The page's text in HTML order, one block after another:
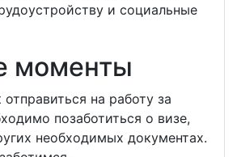
и социальные
моменты
на работу за
позаботиться о визе,
необходимых документах.